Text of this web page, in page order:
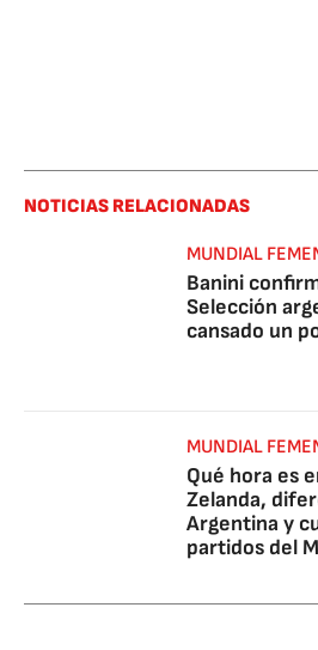
NOTICIAS RELACIONADAS
MUNDIAL
Banini
Selección
cansado un
MUNDIAL
Qué hora es
Zelanda,
Argentina y
partidos del